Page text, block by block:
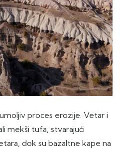
proces erozije. Vetar i
mekši tufa, stvarajući
dok su bazaltne kape na